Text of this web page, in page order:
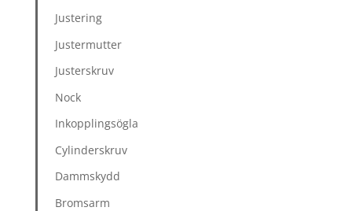
Justering
Justermutter
Justerskruv
Nock
Inkopplingsögla
Cylinderskruv
Dammskydd
Bromsarm